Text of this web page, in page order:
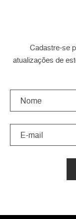
Cadastre-se
atualizações de